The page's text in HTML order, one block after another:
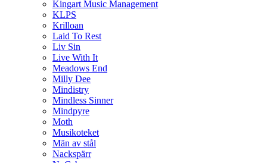
Kingart Music Management
KLPS
Krilloan
Laid To Rest
Liv Sin
Live With It
Meadows End
Milly Dee
Mindistry
Mindless Sinner
Mindpyre
Moth
Musikoteket
Män av stål
Nackspärr